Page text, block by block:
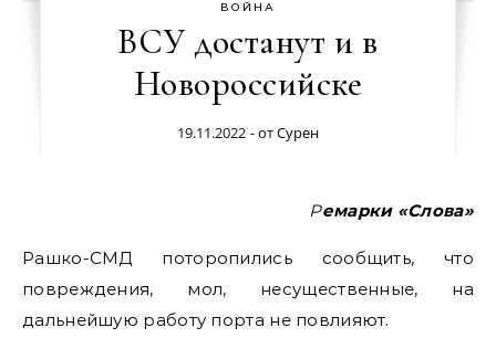
ВОЙНА
ВСУ достанут и в
Новороссийске
19.11.2022 - отСурен
Ремарки «Слова»
Рашко-СМД поторопились сообщить, что
повреждения, мол, несущественные, на
дальнейшую работу порта не повлияют.